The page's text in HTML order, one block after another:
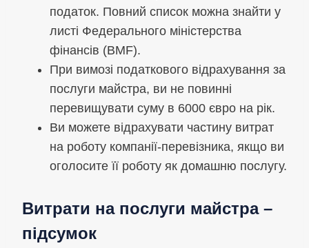
податок. Повний список можна знайти у
листі Федерального міністерства
фінансів (BMF).
При вимозі податкового відрахування за
послуги майстра, ви не повинні
перевищувати суму в 6000 євро на рік.
Ви можете відрахувати частину витрат
на роботу компанії-перевізника, якщо ви
оголосите її роботу як домашню послугу.
Витрати на послуги майстра –
підсумок